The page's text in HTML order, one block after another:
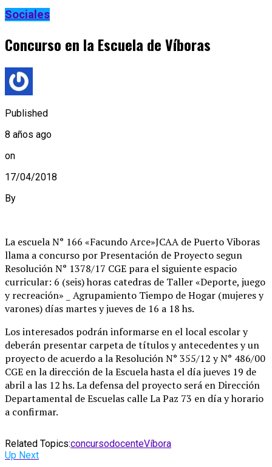
Sociales
Concurso en la Escuela de Víboras
Published
8 años ago
on
17/04/2018
By
La escuela N° 166 «Facundo Arce»JCAA de Puerto Viboras
llama a concurso por Presentación de Proyecto segun
Resolución N° 1378/17 CGE para el siguiente espacio
curricular: 6 (seis) horas catedras de Taller «Deporte, juego
y recreación» _ Agrupamiento Tiempo de Hogar (mujeres y
varones) días martes y jueves de 16 a 18 hs.
Los interesados podrán informarse en el local escolar y
deberán presentar carpeta de títulos y antecedentes y un
proyecto de acuerdo a la Resolución N° 355/12 y N° 486/00
CGE en la dirección de la Escuela hasta el día jueves 19 de
abril a las 12 hs. La defensa del proyecto será en Dirección
Departamental de Escuelas calle La Paz 73 en día y horario
a confirmar.
Related Topics:concursodocenteVíbora
Up Next